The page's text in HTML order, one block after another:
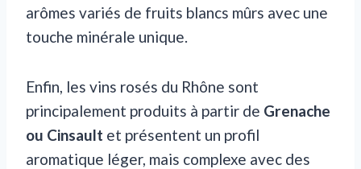
arômes variés de fruits blancs mûrs avec une
touche minérale unique.
Enfin, les vins rosés du Rhône sont
principalement produits à partir de Grenache
ou Cinsault et présentent un profil
aromatique léger, mais complexe avec des